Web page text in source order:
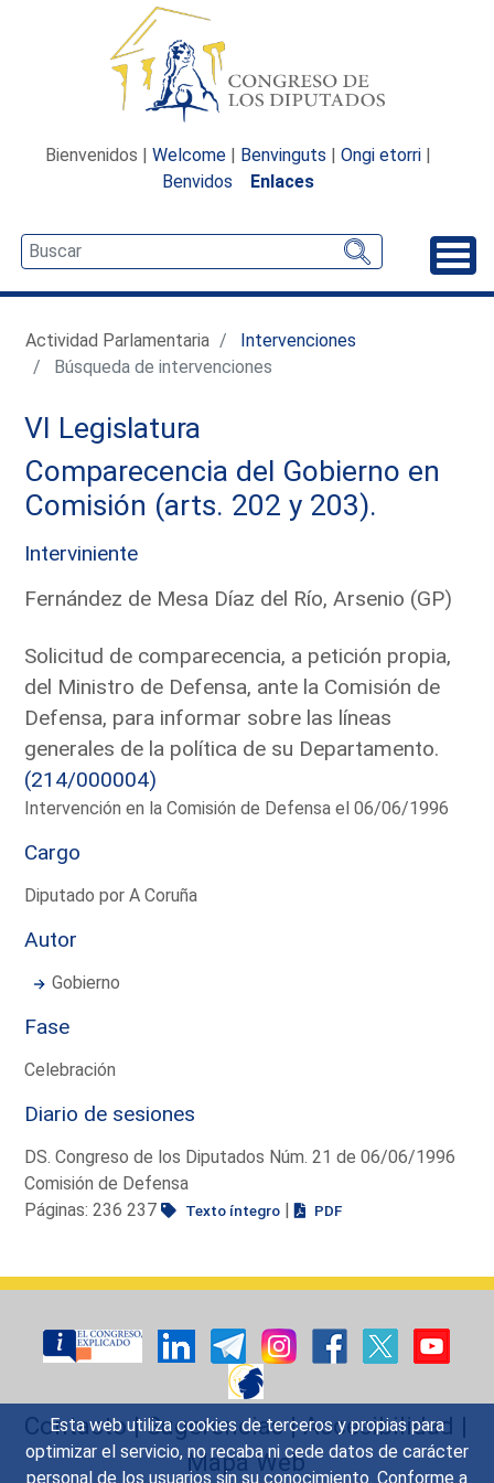
Esta web utiliza cookies de terceros y propias para
optimizar el servicio, no recaba ni cede datos de carácter
personal de los usuarios sin su conocimiento. Conforme a
Bienvenidos | Welcome | Benvinguts | Ongi etorri |
Benvidos
Enlaces
Actividad Parlamentaria
Intervenciones
Búsqueda de intervenciones
VI Legislatura
Comparecencia del Gobierno en
Comisión (arts. 202 y 203).
Interviniente
Fernández de Mesa Díaz del Río, Arsenio (GP)
Solicitud de comparecencia, a petición propia,
del Ministro de Defensa, ante la Comisión de
Defensa, para informar sobre las líneas
generales de la política de su Departamento.
(214/000004)
Intervención en la Comisión de Defensa el 06/06/1996
Cargo
Diputado por A Coruña
Autor
Gobierno
Fase
Celebración
Diario de sesiones
DS. Congreso de los Diputados Núm. 21 de 06/06/1996
Comisión de Defensa
Páginas: 236 237
Texto íntegro | PDF
Contacto|Sugerencias|Accesibilidad |
Mapa Web